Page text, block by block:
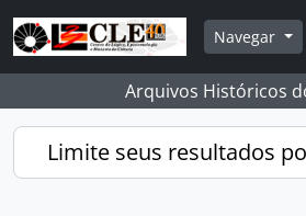
Skip to main content
Navegar
Arquivos Históricos
Limite seus resultados